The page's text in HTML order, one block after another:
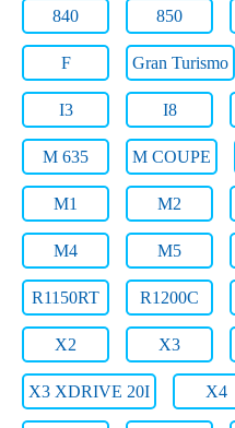
840 850
F Gran Turismo
I3 I8
M 635 M COUPE
M1 M2
M4 M5
R1150RT R1200C
X2 X3
X3 XDRIVE 20I X4